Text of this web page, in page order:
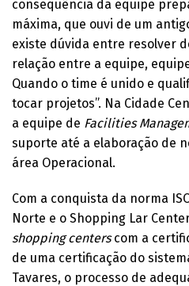
consequência da equipe
máxima, que ouvi de um
existe dúvida entre resolver
relação entre a equipe,
Quando o time é unido e
tocar projetos”. Na Cidade
a equipe de Facilities
suporte até a elaboração de
área Operacional.
Com a conquista da norma
Norte e o Shopping Lar
shopping centerscom a
de uma certificação do
Tavares, o processo de